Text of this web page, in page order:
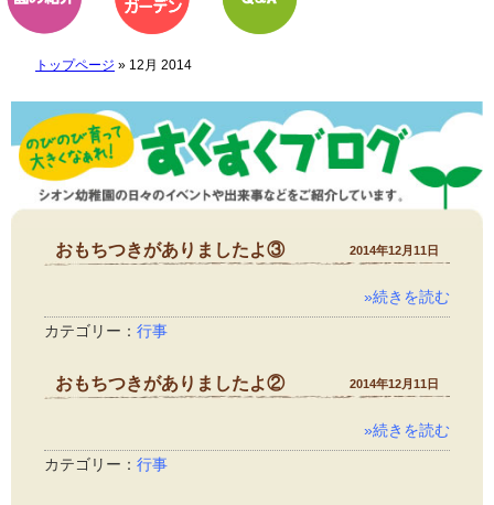
トップページ » 12月 2014
おもちつきがありましたよ③ 2014年12月11日
»続きを読む
カテゴリー： 行事
おもちつきがありましたよ② 2014年12月11日
»続きを読む
カテゴリー： 行事